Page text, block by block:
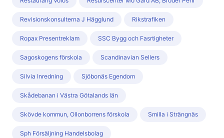
Revisionskonsulterna J Hägglund Rikstrafiken
Ropax Presentreklam SSC Bygg och Fasrtigheter
Sagoskogens förskola Scandinavian Sellers
Silvia Inredning Sjöbonäs Egendom
Skådebanan i Västra Götalands län
Skövde kommun, Ollonborrens förskola Smilla i Strängnäs
Sph Försäljning Handelsbolag